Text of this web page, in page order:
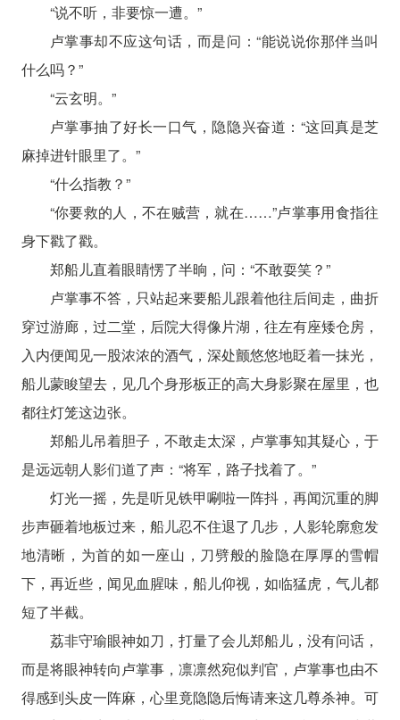
“说不听，非要惊一遭。”
卢掌事却不应这句话，而是问：“能说说你那伴当叫
什么吗？”
“云玄明。”
卢掌事抽了好长一口气，隐隐兴奋道：“这回真是芝
麻掉进针眼里了。”
“什么指教？”
“你要救的人，不在贼营，就在……”卢掌事用食指往
身下戳了戳。
郑船儿直着眼睛愣了半晌，问：“不敢耍笑？”
卢掌事不答，只站起来要船儿跟着他往后间走，曲折
穿过游廊，过二堂，后院大得像片湖，往左有座矮仓房，
入内便闻见一股浓浓的酒气，深处颤悠悠地眨着一抹光，
船儿蒙睃望去，见几个身形板正的高大身影聚在屋里，也
都往灯笼这边张。
郑船儿吊着胆子，不敢走太深，卢掌事知其疑心，于
是远远朝人影们道了声：“将军，路子找着了。”
灯光一摇，先是听见铁甲唰啦一阵抖，再闻沉重的脚
步声砸着地板过来，船儿忍不住退了几步，人影轮廓愈发
地清晰，为首的如一座山，刀劈般的脸隐在厚厚的雪帽
下，再近些，闻见血腥味，船儿仰视，如临猛虎，气儿都
短了半截。
荔非守瑜眼神如刀，打量了会儿郑船儿，没有问话，
而是将眼神转向卢掌事，凛凛然宛似判官，卢掌事也由不
得感到头皮一阵麻，心里竟隐隐后悔请来这几尊杀神。可